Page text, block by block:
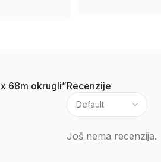
Recenzije
Još nema recenzija.
68m okrugli”